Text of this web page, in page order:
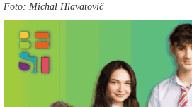
Foto: Michal Hlavatovič